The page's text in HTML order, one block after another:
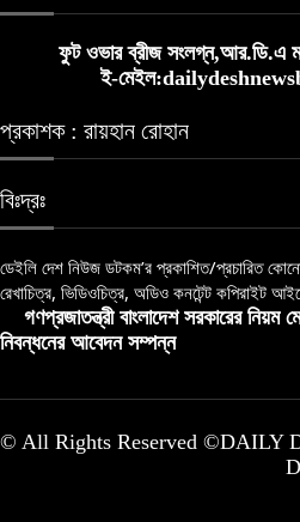
ফুট ওভার ব্রীজ সংলগ্ন,আর.ডি.এ
ই-
প্রকাশক : রায়হান রোহান
বিঃদ্রঃ
ডেইলি দেশ নিউজ ডটকম’র প্রকাশিত/প্রচারিত
রেখাচিত্র, ভিডিওচিত্র, অডিও কনটেন্ট কপিরাইট
গণপ্রজাতন্ত্রী বাংলাদেশ সরকারের নিয়ম
নিবন্ধনের আবেদন সম্পন্ন
© All Rights Reserved ©DAILY